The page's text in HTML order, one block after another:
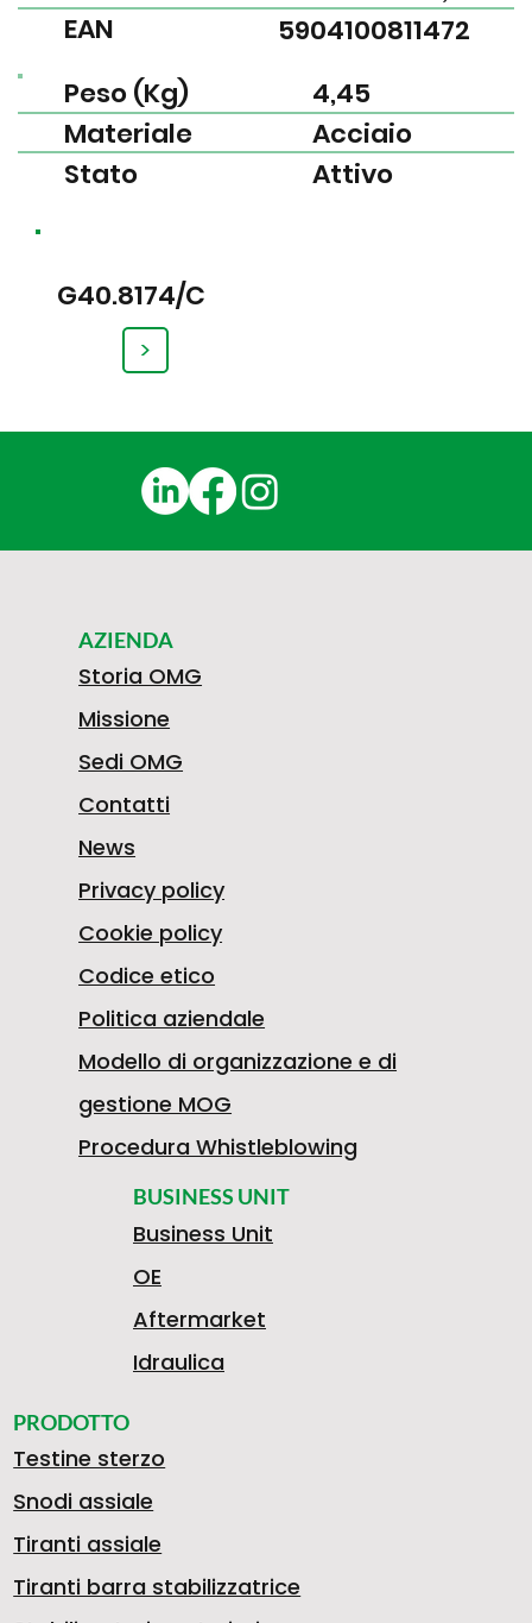
G40.8174/C
>
EAN 5904100811472
Peso (Kg)
Materiale
Stato
4,45
Acciaio
Attivo
BUSINESS UNIT
Business Unit
OE
Aftermarket
Idraulica
PRODOTTO
Testine sterzo
Snodi assiale
Tiranti assiale
Tiranti barra stabilizzatrice
AZIENDA
Storia OMG
Missione
Sedi OMG
Contatti
News
Privacy policy
Cookie policy
Codice etico
Politica aziendale
Modello di organizzazione e di
gestione MOG
Procedura Whistleblowing